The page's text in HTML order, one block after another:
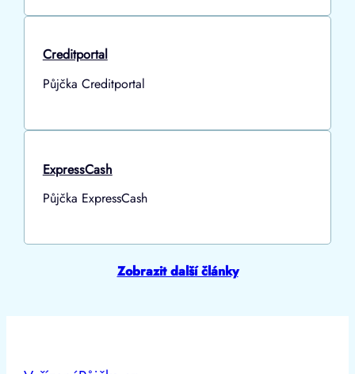
Creditportal
Půjčka Creditportal
ExpressCash
Půjčka ExpressCash
Zobrazit další články